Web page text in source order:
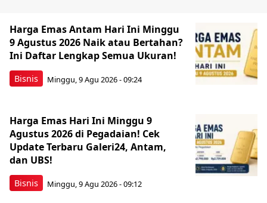
Bisnis
Harga Emas Antam Hari Ini Minggu
9 Agustus 2026 Naik atau Bertahan?
Ini Daftar Lengkap Semua Ukuran!
Minggu, 9 Agu 2026 - 09:24
Bisnis
Harga Emas Hari Ini Minggu 9
Agustus 2026 di Pegadaian! Cek
Update Terbaru Galeri24, Antam,
dan UBS!
Minggu, 9 Agu 2026 - 09:12